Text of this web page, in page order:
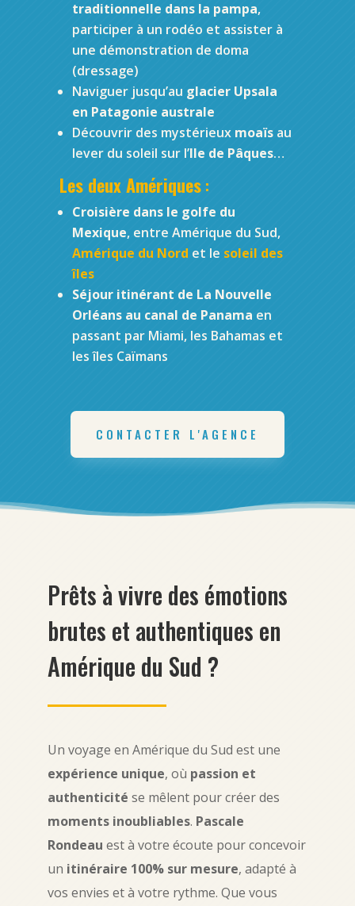
traditionnelle dans la pampa,
participer à un rodéo et assister à
une démonstration de doma
(dressage)
Naviguer jusqu’au glacier Upsala
en Patagonie australe
Découvrir des mystérieux moaïsau
lever du soleil sur l’Ile de Pâques…
Les deux Amériques:
Croisière dans le golfe du
Mexique, entre Amérique du Sud,
Amérique du Nord et le soleil des
îles
Séjour itinérant de La Nouvelle
Orléans au canal de Panama en
passant par Miami, les Bahamas et
les îles Caïmans
CONTACTER L'AGENCE
Prêts à vivre des émotions
brutes et authentiques en
Amérique du Sud ?
Un voyage en Amérique du Sud est une
expérience unique, où passion et
authenticité se mêlent pour créer des
moments inoubliables. Pascale
Rondeau est à votre écoute pour concevoir
un itinéraire 100% sur mesure, adapté à
vos envies et à votre rythme. Que vous